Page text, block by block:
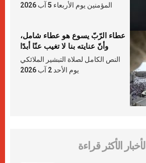
المؤمنين يوم الأربعاء 5 آب 2026
عطاء الرّبّ يسوع هو عطاء شامل،
وأنّ عنايته بنا لا تغيب عنّا أبدًا
النص الكامل لصلاة التبشير الملائكي
يوم الأحد 2 آب 2026
الأخبار الأكثر قراءة